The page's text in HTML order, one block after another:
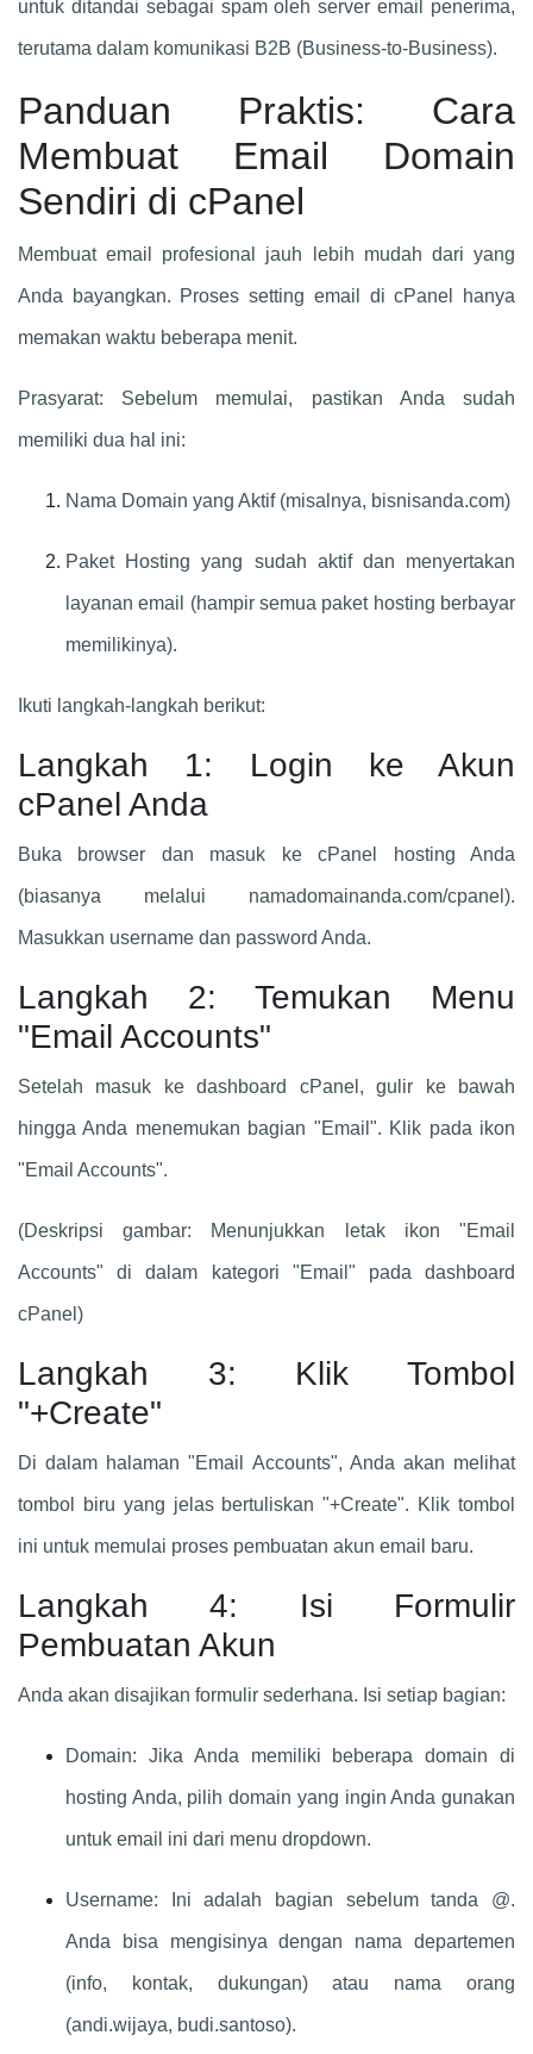
untuk ditandai sebagai spam oleh server email penerima,
terutama dalam komunikasi B2B (Business-to-Business).
Panduan Praktis: Cara
Membuat Email Domain
Sendiri di cPanel
Membuat email profesional jauh lebih mudah dari yang
Anda bayangkan. Proses setting email di cPanel hanya
memakan waktu beberapa menit.
Prasyarat: Sebelum memulai, pastikan Anda sudah
memiliki dua hal ini:
Nama Domain yang Aktif (misalnya, bisnisanda.com)
Paket Hosting yang sudah aktif dan menyertakan
layanan email (hampir semua paket hosting berbayar
memilikinya).
Ikuti langkah-langkah berikut:
Langkah 1: Login ke Akun
cPanel Anda
Buka browser dan masuk ke cPanel hosting Anda
(biasanya melalui namadomainanda.com/cpanel).
Masukkan username dan password Anda.
Langkah 2: Temukan Menu
"Email Accounts"
Setelah masuk ke dashboard cPanel, gulir ke bawah
hingga Anda menemukan bagian "Email". Klik pada ikon
"Email Accounts".
(Deskripsi gambar: Menunjukkan letak ikon "Email
Accounts" di dalam kategori "Email" pada dashboard
cPanel)
Langkah 3: Klik Tombol
"+Create"
Di dalam halaman "Email Accounts", Anda akan melihat
tombol biru yang jelas bertuliskan "+Create". Klik tombol
ini untuk memulai proses pembuatan akun email baru.
Langkah 4: Isi Formulir
Pembuatan Akun
Anda akan disajikan formulir sederhana. Isi setiap bagian:
Domain: Jika Anda memiliki beberapa domain di
hosting Anda, pilih domain yang ingin Anda gunakan
untuk email ini dari menu dropdown.
Username: Ini adalah bagian sebelum tanda @.
Anda bisa mengisinya dengan nama departemen
(info, kontak, dukungan) atau nama orang
(andi.wijaya, budi.santoso).